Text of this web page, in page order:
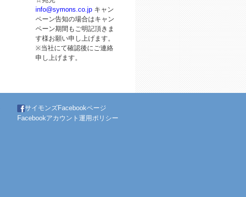
info@symons.co.jpキャン
ペーン告知の場合はキャン
ペーン期間もご明記頂きま
す様お願い申し上げます。
※当社にて確認後にご連絡
申し上げます。
サイモンズFacebookページ
Facebookアカウント運用ポリシー